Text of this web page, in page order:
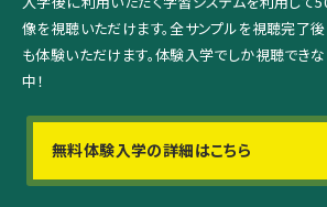
像を視聴いただけます。全サンプルを視聴完了後
も体験いただけます。体験入学でしか視聴でき
中！
無料体験入学の詳細はこちら